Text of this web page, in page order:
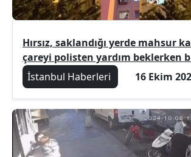
Hırsız, saklandığı yerde mahsur
çareyi polisten yardım beklerken
İstanbul Haberleri
16 Ekim